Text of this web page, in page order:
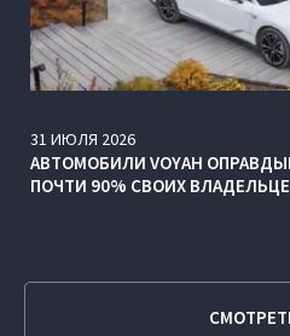
31 ИЮЛЯ 2026
АВТОМОБИЛИ VOYAH
ПОЧТИ 90% СВОИХ